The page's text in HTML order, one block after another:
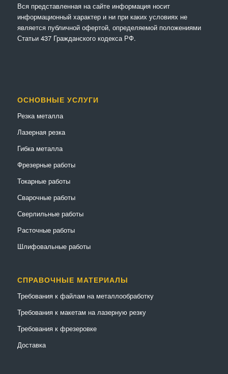
Вся представленная на сайте информация носит
информационный характер и ни при каких условиях не
является публичной офертой, определяемой положениями
Статьи 437 Гражданского кодекса РФ.
ОСНОВНЫЕ УСЛУГИ
Резка металла
Лазерная резка
Гибка металла
Фрезерные работы
Токарные работы
Сварочные работы
Сверлильные работы
Расточные работы
Шлифовальные работы
СПРАВОЧНЫЕ МАТЕРИАЛЫ
Требования к файлам на металлообработку
Требования к макетам на лазерную резку
Требования к фрезеровке
Доставка